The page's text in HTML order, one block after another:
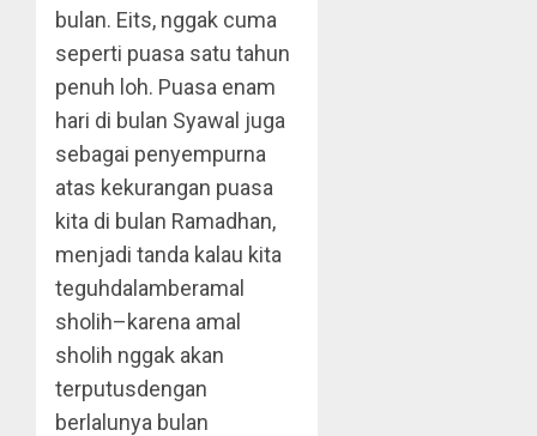
bulan. Eits, nggak cuma
seperti puasa satu tahun
penuh loh. Puasa enam
hari di bulan Syawal juga
sebagai penyempurna
atas kekurangan puasa
kita di bulan Ramadhan,
menjadi tanda kalau kita
teguhdalamberamal
sholih–karena amal
sholih nggak akan
terputusdengan
berlalunya bulan